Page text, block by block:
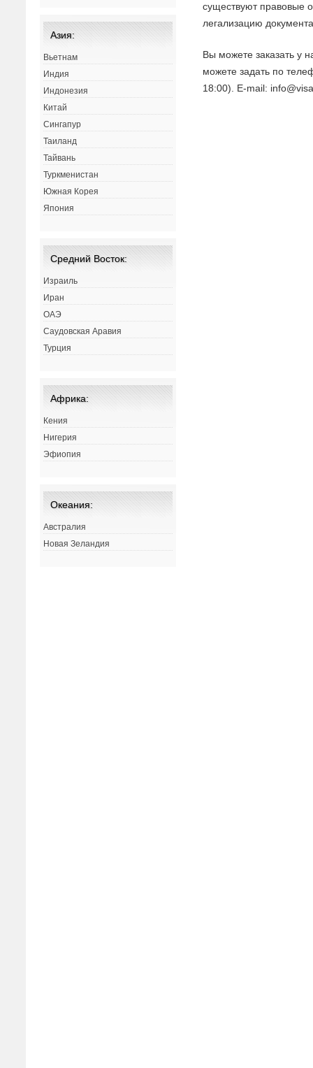
существуют
легализацию
Вы можете заказать у
можете задать по
18:00). E-mail:
Азия:
Вьетнам
Индия
Индонезия
Китай
Сингапур
Таиланд
Тайвань
Туркменистан
Южная Корея
Япония
Средний Восток:
Израиль
Иран
ОАЭ
Саудовская Аравия
Турция
Африка:
Кения
Нигерия
Эфиопия
Океания:
Австралия
Новая Зеландия